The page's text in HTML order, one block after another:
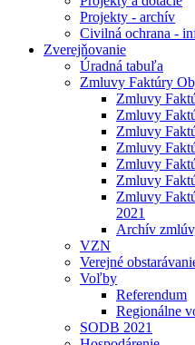
Projekty - archív
Civilná ochrana -
Zverejňovanie
Úradná tabuľa
Zmluvy Faktúry
Zmluvy
Zmluvy
Zmluvy
Zmluvy
Zmluvy
Zmluvy
Zmluvy
2021
Archív
VZN
Verejné
Voľby
Referendum
Regionálne
SODB 2021